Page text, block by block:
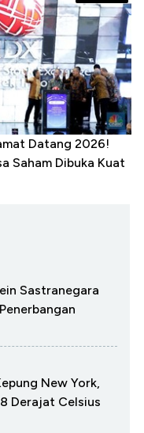
Datang 2026!
Saham Dibuka Kuat
Sastranegara
New York,
Derajat Celsius